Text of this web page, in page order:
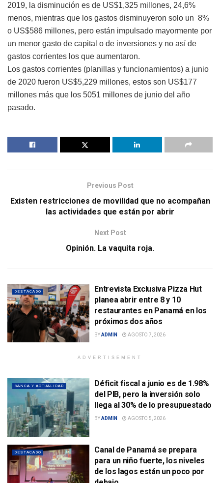
2019, la disminución es de US$1,325 millones, 24,6%
menos, mientras que los gastos disminuyeron solo un 8%
o US$586 millones, pero están impulsado mayormente por
un menor gasto de capital o de inversiones y no así de
gastos corrientes los que aumentaron.
Los gastos corrientes (planillas y funcionamientos) a junio
de 2020 fueron US$5,229 millones, estos son US$177
millones más que los 5051 millones de junio del año
pasado.
Previous Post
Existen restricciones de movilidad que no acompañan
las actividades que están por abrir
Next Post
Opinión. La vaquita roja.
DESTACADO
Entrevista Exclusiva Pizza Hut
planea abrir entre 8 y 10
restaurantes en Panamá en los
próximos dos años
BYADMIN AGOSTO 7, 2026
ADVERTISEMENT
BANCA Y ACTUALIDAD
Déficit fiscal a junio es de 1.98%
del PIB, pero la inversión solo
llega al 30% de lo presupuestado
BYADMIN AGOSTO 5, 2026
DESTACADO
Canal de Panamá se prepara
para un niño fuerte, los niveles
de los lagos están un poco por